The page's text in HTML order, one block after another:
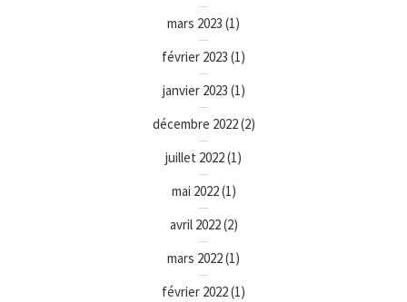
mars 2023 (1)
février 2023 (1)
janvier 2023 (1)
décembre 2022(2)
juillet 2022(1)
mai 2022(1)
avril 2022(2)
mars 2022(1)
février 2022(1)